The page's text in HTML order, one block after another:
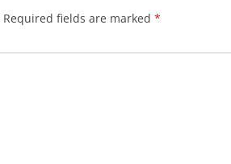
Required fields are marked *